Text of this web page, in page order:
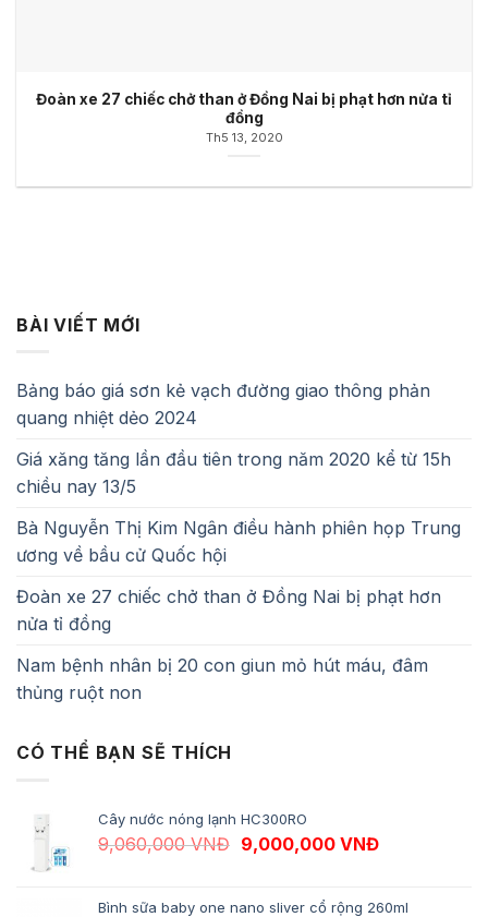
Đoàn xe 27 chiếc chở than ở Đồng Nai bị phạt hơn nửa tỉ
đồng
Th5 13, 2020
BÀI VIẾT MỚI
Bảng báo giá sơn kẻ vạch đường giao thông phản
quang nhiệt dẻo 2024
Giá xăng tăng lần đầu tiên trong năm 2020 kể từ 15h
chiều nay 13/5
Bà Nguyễn Thị Kim Ngân điều hành phiên họp Trung
ương về bầu cử Quốc hội
Đoàn xe 27 chiếc chở than ở Đồng Nai bị phạt hơn
nửa tỉ đồng
Nam bệnh nhân bị 20 con giun mỏ hút máu, đâm
thủng ruột non
CÓ THỂ BẠN SẼ THÍCH
Cây nước nóng lạnh HC300RO
9,060,000VNĐ Giá gốc là: 9,060,000 VNĐ.
9,000,000 VNĐGiá hiện tại
Bình sữa baby one nano sliver cổ rộng 260ml